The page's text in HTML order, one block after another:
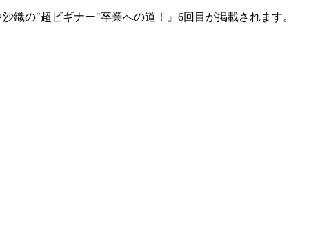
の"超ビギナー"卒業への道！』6回目が掲載されます。